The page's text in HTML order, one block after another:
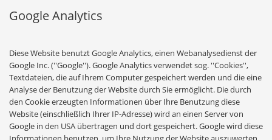
Google Analytics
Diese Website benutzt Google Analytics, einen Webanalysedienst der
Google Inc. (''Google''). Google Analytics verwendet sog. ''Cookies'',
Textdateien, die auf Ihrem Computer gespeichert werden und die eine
Analyse der Benutzung der Website durch Sie ermöglicht. Die durch
den Cookie erzeugten Informationen über Ihre Benutzung diese
Website (einschließlich Ihrer IP-Adresse) wird an einen Server von
Google in den USA übertragen und dort gespeichert. Google wird diese